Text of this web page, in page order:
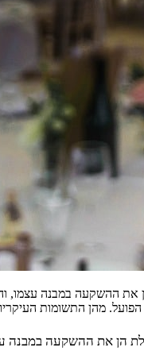
ההשקעה במבנה עצמו,
הפועל. מהן התשומות
הן את ההשקעה במבנה